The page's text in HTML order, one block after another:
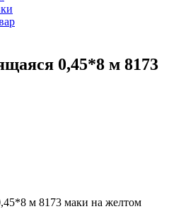
0,45*8 м 8173
м 8173 маки на желтом